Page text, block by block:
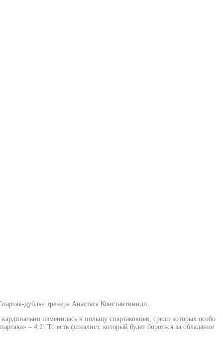
дубль» тренера Анастаса Константиниди.
изменилась в польщу спартаковцев, среди которых особо
– 4:2! То есть финалист, который будет бороться за обладание